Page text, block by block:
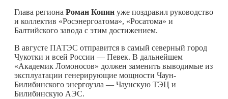
Глава региона Роман Копин уже поздравил руководство
и коллектив «Росэнергоатома», «Росатома» и
Балтийского завода с этим достижением.
В августе ПАТЭС отправится в самый северный город
Чукотки и всей России — Певек. В дальнейшем
«Академик Ломоносов» должен заменить выводимые из
эксплуатации генерирующие мощности Чаун-
Билибинского энергоузла — Чаунскую ТЭЦ и
Билибинскую АЭС.